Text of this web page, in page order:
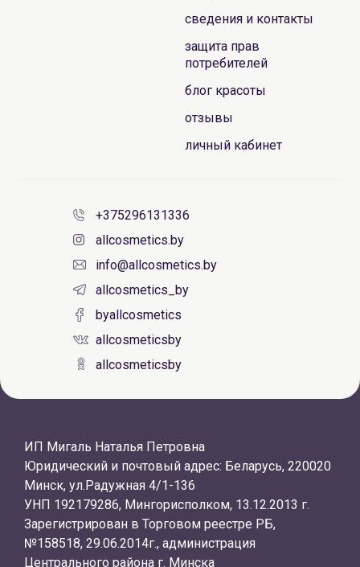
сведения и контакты
защита прав
потребителей
блог красоты
отзывы
личный кабинет
+375296131336
allcosmetics.by
info@allcosmetics.by
allcosmetics_by
byallcosmetics
allcosmeticsby
allcosmeticsby
ИП Мигаль Наталья Петровна
Юридический и почтовый адрес: Беларусь, 220020
Минск, ул.Радужная 4/1-136
УНП 192179286, Мингорисполком, 13.12.2013 г.
Зарегистрирован в Торговом реестре РБ,
№158518, 29.06.2014г., администрация
Центрального района г. Минска